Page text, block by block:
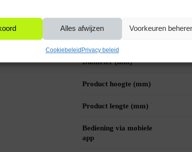
Alles afwijzen Voorkeuren
Cookiebeleid Privacy beleid
Na het inschakelen geeft
Kleur
Vorm lichtbron
Diameter (mm)
Product hoogte (mm)
Product lengte (mm)
Bediening via mobiele
app